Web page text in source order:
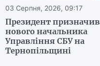
03 Серпня, 2026, 09:17
Президент призначив
нового начальника
Управління СБУ на
Тернопільщині